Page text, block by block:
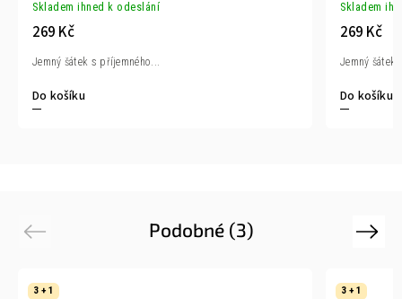
Skladem ihned k odeslání
269 Kč
Do košíku
Jemný šátek s příjemného...
Skladem
269 Kč
Do košíku
Jemný šátek
Podobné (3)
Previous
3 + 1 3 + 1
Next